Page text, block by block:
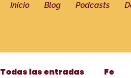
Inicio Blog Podcasts
Todas las entradas Fe